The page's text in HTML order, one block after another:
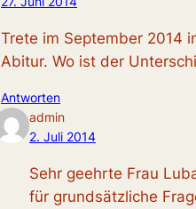
Trete im September 2014
Abitur. Wo ist der
Antworten
admin
2. Juli 2014
Sehr geehrte Frau
für grundsätzliche